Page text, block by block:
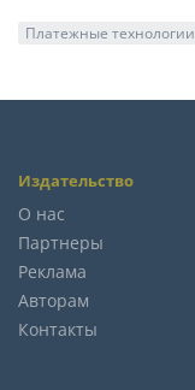
Платежные технологии
Издательство
О нас
Партнеры
Реклама
Авторам
Контакты